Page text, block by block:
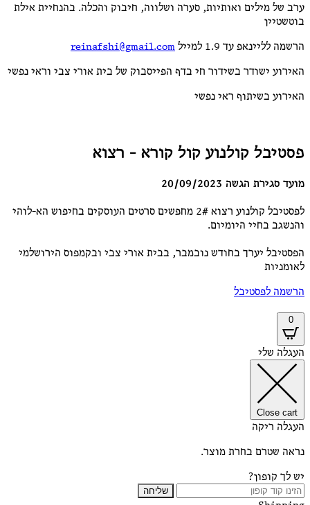
ערב של מילים ואותיות, סערה ושלווה, חיבוק והכלה. בהנחיית אילת
בוטשטיין
הרשמה לליינאפ עד 1.9 למייל
reinafshi@gmail.com
האירוע ישודר בשידור חי בדף הפייסבוק של בית אורי צבי וראי נפשי
האירוע בשיתוף ראי נפשי
פסטיבל קולנוע קול קורא - רצוא
מועד סגירת הגשה 20/09/2023
לפסטיבל קולנוע רצוא 2# מחפשים סרטים העוסקים בחיפוש הא-לוהי
והנשגב בחיי היומיום.
הפסטיבל יערך בחודש נובמבר, בבית אורי צבי ובקמפוס הירושלמי
לאומניות
הרשמה לפסטיבל
0
העגלה שלי
Close cart
העגלה ריקה
נראה שטרם בחרת מוצר.
יש לך קופון?
שליחה